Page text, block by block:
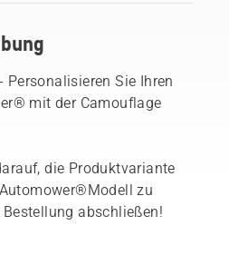
Personalisieren Sie Ihren
mit der Camouflage
die Produktvariante
zu
abschließen!